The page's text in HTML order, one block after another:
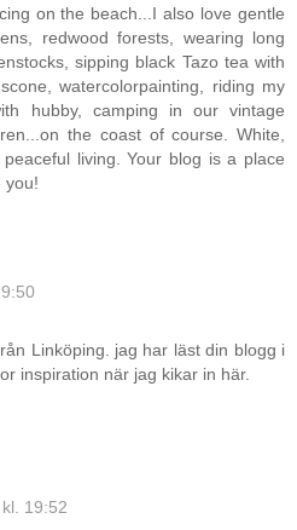
on the beach...I also love gentle
redwood forests, wearing long
sipping black Tazo tea with
watercolorpainting, riding my
hubby, camping in our vintage
the coast of course. White,
living. Your blog is a place
you!
Linköping. jag har läst din blogg i
inspiration när jag kikar in här.
19:52